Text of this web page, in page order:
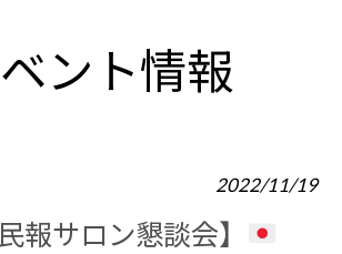
ント情報
2022/11/19
報サロン懇談会】